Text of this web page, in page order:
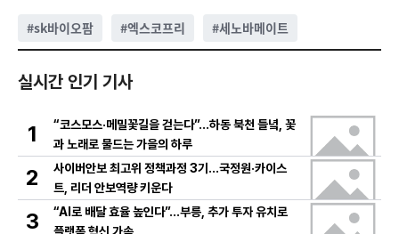
#sk바이오팜 #엑스코프리 #세노바메이트
실시간 인기 기사
1
“코스모스·메밀꽃길을 걷는다”…하동 북천 들녘, 꽃
과 노래로 물드는 가을의 하루
2
사이버안보 최고위 정책과정 3기…국정원·카이스
트, 리더 안보역량 키운다
3
“AI로 배달 효율 높인다”…부릉, 추가 투자 유치로